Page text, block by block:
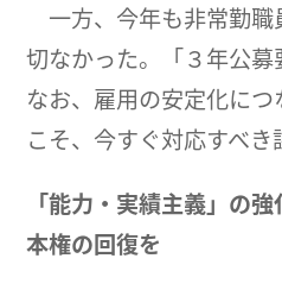
一方、今年も非常勤職
切なかった。「３年公
なお、雇用の安定化に
こそ、今すぐ対応すべき
「能力・実績主義」の
本権の回復を